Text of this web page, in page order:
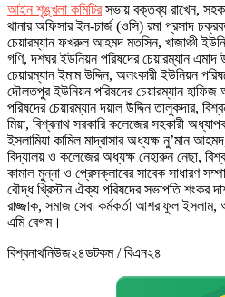
আইন শৃঙ্খলা কমিটিরসভায় বক্তব্য রাখেন,
থানার অফিসার ইন-চার্জ (ওসি) রমা প্রসাদ
চেয়ারম্যান ফখরুল আহমদ মতসিন, খাজাঞ্চী
গণি, দশঘর ইউনিয়ন পরিষদের চেয়ারম্যান এমাদ
চেয়ারম্যান ইমাম উদ্দিন, অলংকারী ইউনিয়ন
দৌলতপুর ইউনিয়ন পরিষদের চেয়ারম্যান হাফিজ
পরিষদের চেয়ারম্যান দয়াল উদ্দিন তালুকদার,
মিয়া, বিশ্বনাথ সরকারি কলেজের সহকারী
ইসলামিয়া কামিল মাদ্রাসার অধ্যক্ষ নু’মান
বিদ্যালয় ও কলেজের অধ্যক্ষ নেহারুন নেছা,
কামাল মুন্না ও প্রেসক্লাবের সাবেক সাধারণ
বৌদ্ধ খ্রিস্টান ঐক্য পরিষদের সভাপতি শংকর
রাজ্জাক, সমাজ সেবা কর্মকর্তা আশরাফুল
এমি বেগম।
বিশ্বনাথনিউজ২৪ডটকম / বিএন২৪